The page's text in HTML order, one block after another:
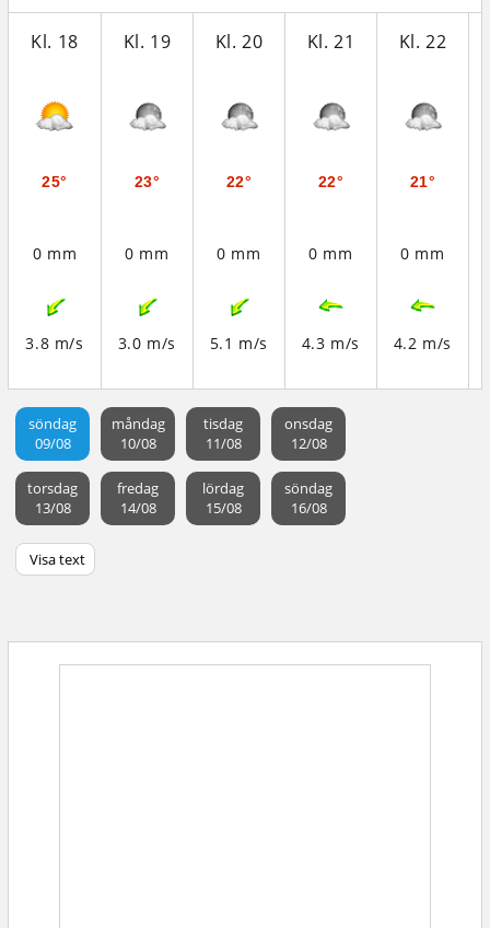
söndag
09/08
Kl. 18
25°
0 mm
3.8 m/s
Kl. 19
23°
0 mm
3.0 m/s
Kl. 20
22°
0 mm
5.1 m/s
Kl. 21
22°
0 mm
4.3 m/s
Kl. 22
21°
0 mm
4.2 m/s
måndag
10/08
tisdag
11/08
onsdag
12/08
torsdag
13/08
fredag
14/08
lördag
15/08
söndag
16/08
Visa text